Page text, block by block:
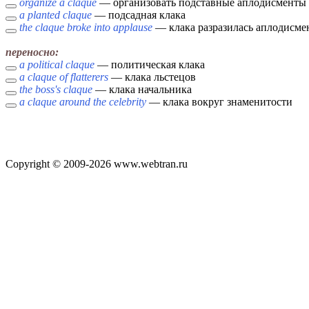
organize a claque — организовать подставные аплодисменты
a planted claque — подсадная клака
the claque broke into applause — клака разразилась
переносно:
a political claque — политическая клака
a claque of flatterers — клака льстецов
the boss's claque — клака начальника
a claque around the celebrity — клака вокруг знаменитости
Copyright © 2009-2026 www.webtran.ru